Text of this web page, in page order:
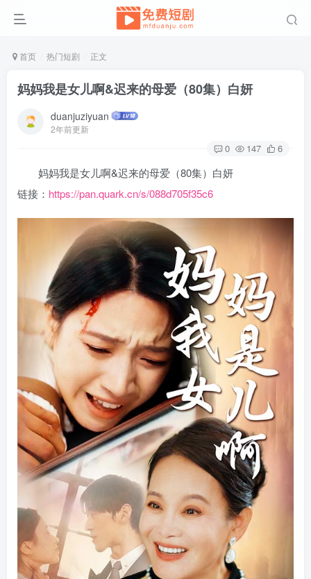
首页 热门短剧 正文
妈妈我是女儿啊&迟来的母爱（80集）白妍
duanjuziyuan
2年前更新
0 147 6
妈妈我是女儿啊&迟来的母爱（80集）白妍
链接： https://pan.quark.cn/s/088d705f35c6